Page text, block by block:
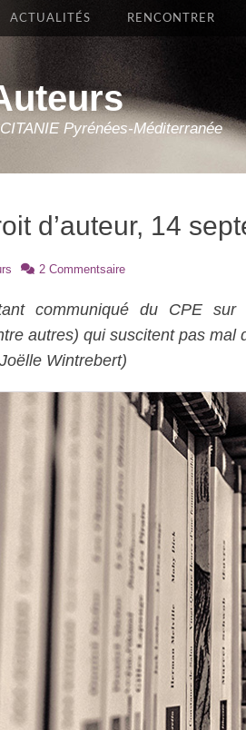
Pyrénées-Méditerranée
ACTUALITÉS RENCONTRER
d’auteur, 14
2 Commentsaire
communiqué du CPE
autres) qui suscitent pas mal
Wintrebert)